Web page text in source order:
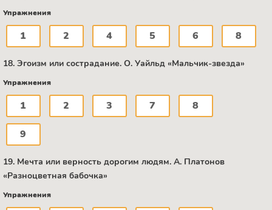
Упражнения
1 2 4 5 6 8
18. Эгоизм или сострадание. О. Уайльд «Мальчик-звезда»
Упражнения
1 2 3 7 8
9
19. Мечта или верность дорогим людям. А. Платонов
«Разноцветная бабочка»
Упражнения